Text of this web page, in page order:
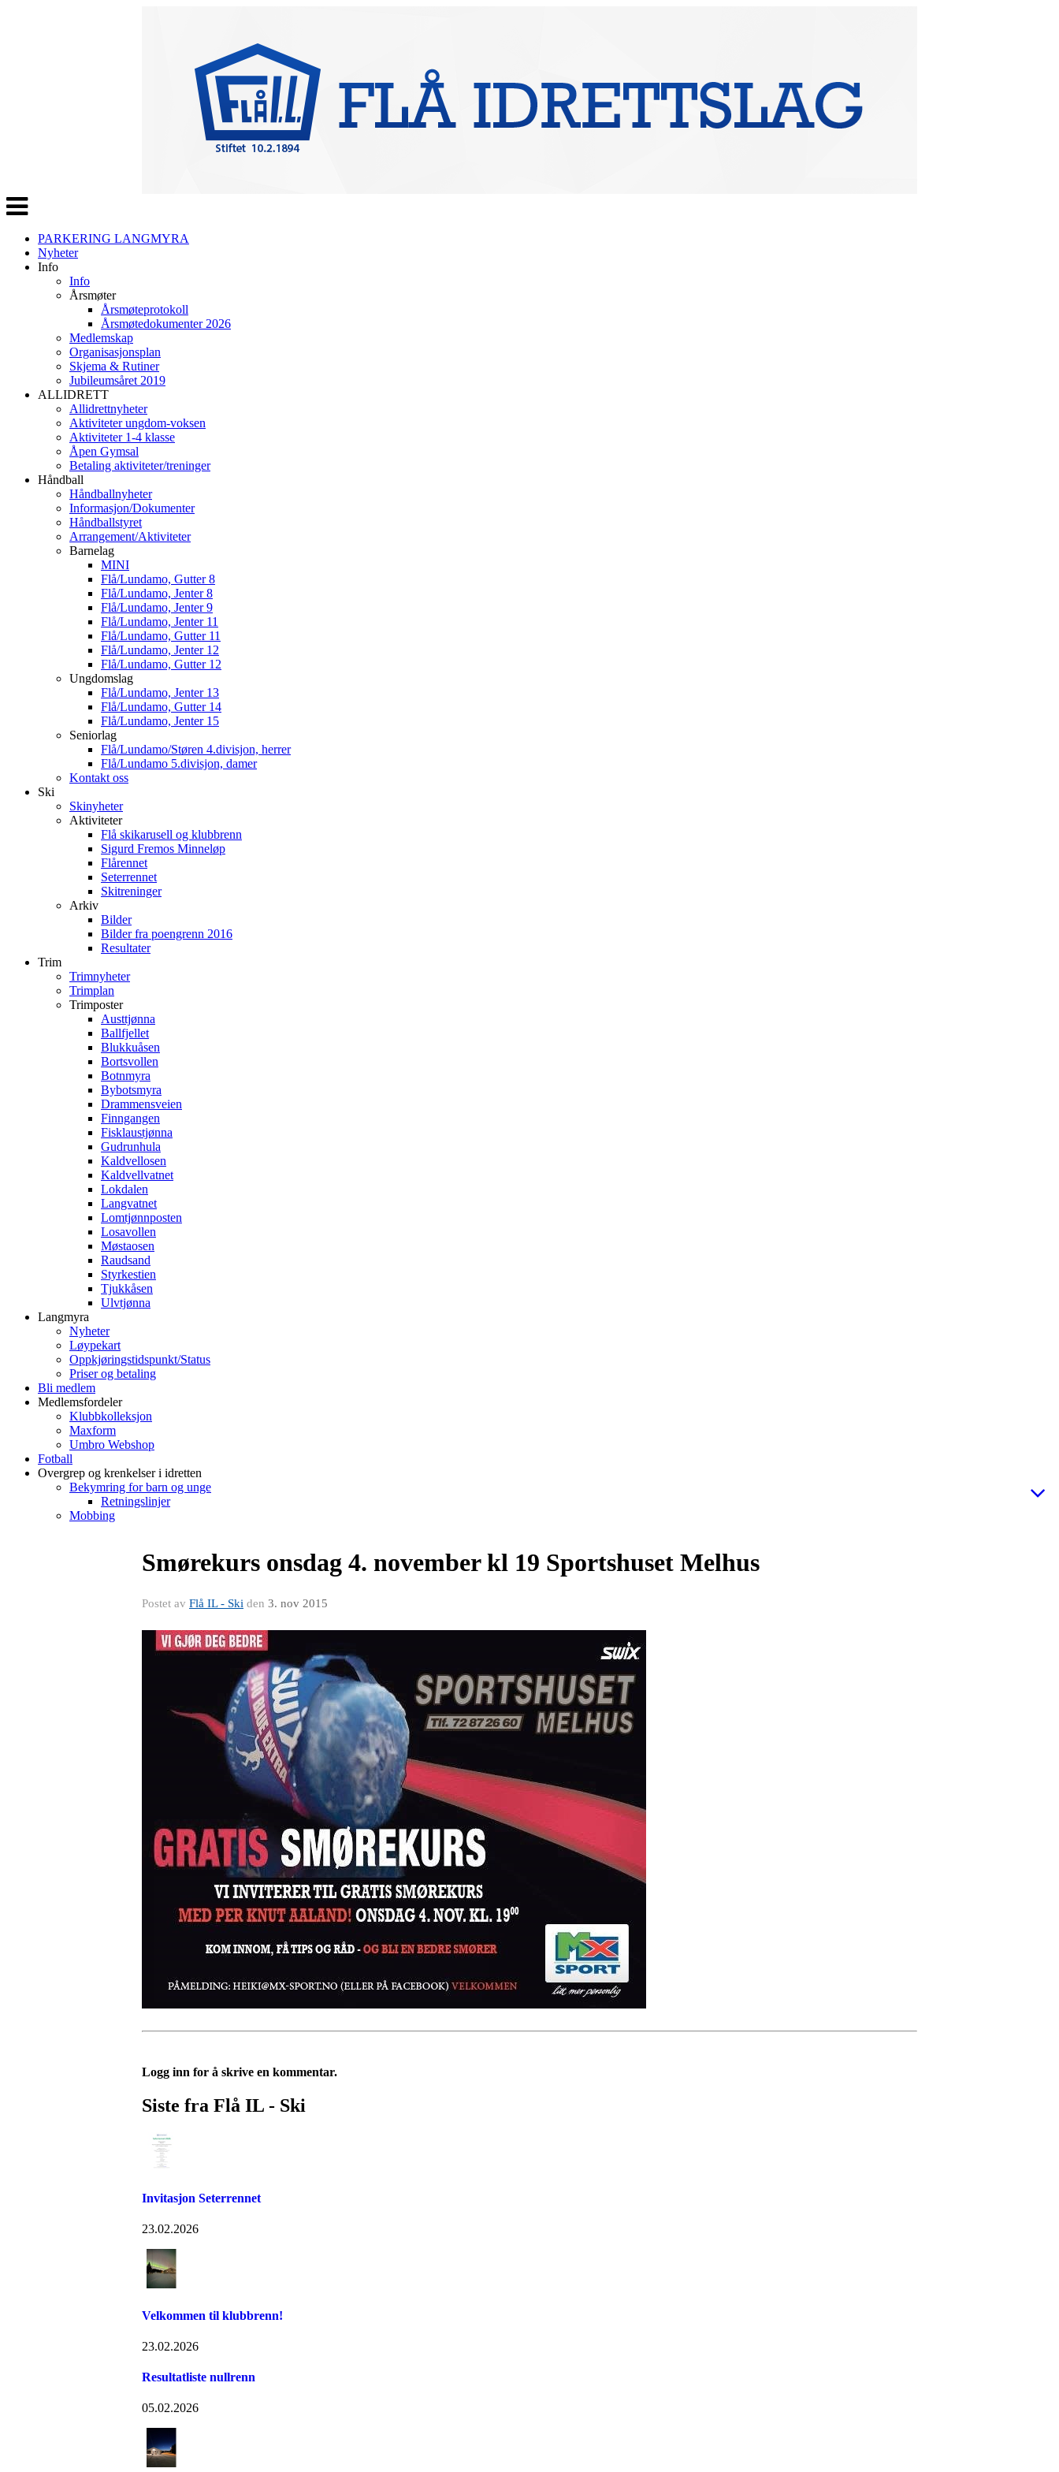
Veksle
navigasjon
PARKERING LANGMYRA
Nyheter
Info
Info
Årsmøter
Årsmøteprotokoll
Årsmøtedokumenter 2026
Medlemskap
Organisasjonsplan
Skjema & Rutiner
Jubileumsåret 2019
ALLIDRETT
Allidrettnyheter
Aktiviteter ungdom-voksen
Aktiviteter 1-4 klasse
Åpen Gymsal
Betaling aktiviteter/treninger
Håndball
Håndballnyheter
Informasjon/Dokumenter
Håndballstyret
Arrangement/Aktiviteter
Barnelag
MINI
Flå/Lundamo, Gutter 8
Flå/Lundamo, Jenter 8
Flå/Lundamo, Jenter 9
Flå/Lundamo, Jenter 11
Flå/Lundamo, Gutter 11
Flå/Lundamo, Jenter 12
Flå/Lundamo, Gutter 12
Ungdomslag
Flå/Lundamo, Jenter 13
Flå/Lundamo, Gutter 14
Flå/Lundamo, Jenter 15
Seniorlag
Flå/Lundamo/Støren 4.divisjon, herrer
Flå/Lundamo 5.divisjon, damer
Kontakt oss
Ski
Skinyheter
Aktiviteter
Flå skikarusell og klubbrenn
Sigurd Fremos Minneløp
Flårennet
Seterrennet
Skitreninger
Arkiv
Bilder
Bilder fra poengrenn 2016
Resultater
Trim
Trimnyheter
Trimplan
Trimposter
Austtjønna
Ballfjellet
Blukkuåsen
Bortsvollen
Botnmyra
Bybotsmyra
Drammensveien
Finngangen
Fisklaustjønna
Gudrunhula
Kaldvellosen
Kaldvellvatnet
Lokdalen
Langvatnet
Lomtjønnposten
Losavollen
Møstaosen
Raudsand
Styrkestien
Tjukkåsen
Ulvtjønna
Langmyra
Nyheter
Løypekart
Oppkjøringstidspunkt/Status
Priser og betaling
Bli medlem
Medlemsfordeler
Klubbkolleksjon
Maxform
Umbro Webshop
Fotball
Overgrep og krenkelser i idretten
Bekymring for barn og unge
Retningslinjer
Mobbing
Smørekurs onsdag 4. november kl 19 Sportshuset Melhus
Postet av Flå IL - Ski den 3. nov 2015
Logg inn for å skrive en kommentar.
Siste fra Flå IL - Ski
Invitasjon Seterrennet
23.02.2026
Velkommen til klubbrenn!
23.02.2026
Resultatliste nullrenn
05.02.2026